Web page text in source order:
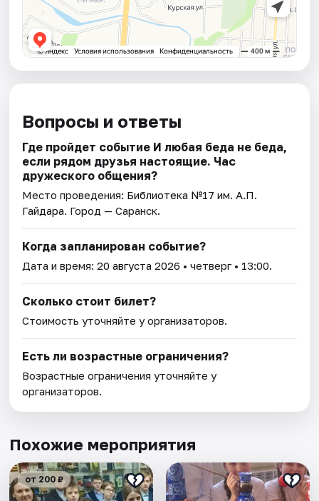
Вопросы и ответы
Где пройдет событие И любая беда не беда,
если рядом друзья настоящие. Час
дружеского общения?
Место проведения: Библиотека №17 им. А.П.
Гайдара. Город — Саранск.
Когда запланирован событие?
Дата и время:20 августа 2026 • четверг • 13:00.
Сколько стоит билет?
Стоимость уточняйте у организаторов.
Есть ли возрастные ограничения?
Возрастные ограничения уточняйте у
организаторов.
Похожие мероприятия
от 200 ₽